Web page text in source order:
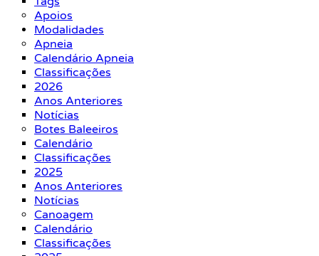
Apoios
Modalidades
Apneia
Calendário Apneia
Classificações
2026
Anos Anteriores
Notícias
Botes Baleeiros
Calendário
Classificações
2025
Anos Anteriores
Notícias
Canoagem
Calendário
Classificações